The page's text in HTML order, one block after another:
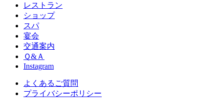
レストラン
ショップ
スパ
宴会
交通案内
Ｑ&Ａ
Instagram
よくあるご質問
プライバシーポリシー